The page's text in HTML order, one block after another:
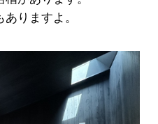
りますよ。